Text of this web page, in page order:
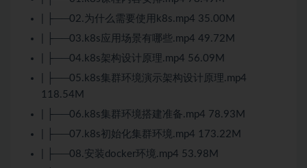
| ├──02.为什么需要使用k8s.mp4 35.00M
| ├──03.k8s应用场景有哪些.mp4 49.72M
| ├──04.k8s架构设计原理.mp4 56.09M
| ├──05.k8s集群环境演示架构设计原理.mp4
118.54M
| ├──06.k8s集群环境搭建准备.mp4 78.93M
| ├──07.k8s初始化集群环境.mp4 173.22M
| ├──08.安装docker环境.mp4 53.98M